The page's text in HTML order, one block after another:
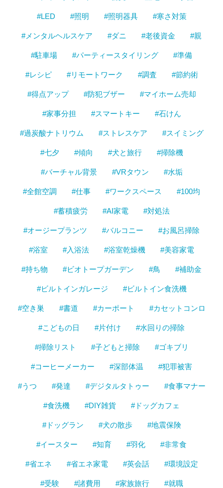
#LED #照明 #照明器具 #寒さ対策
#メンタルヘルスケア #ダニ #老後資金 #親
#駐車場 #パーティースタイリング #準備
#レシピ #リモートワーク #調査 #節約術
#得点アップ #防犯ブザー #マイホーム売却
#家事分担 #スマートキー #石けん
#過炭酸ナトリウム #ストレスケア #スイミング
#七夕 #傾向 #犬と旅行 #掃除機
#バーチャル背景 #VRタウン #水垢
#全館空調 #仕事 #ワークスペース #100均
#蓄積疲労 #AI家電 #対処法
#オージープランツ #バルコニー #お風呂掃除
#浴室 #入浴法 #浴室乾燥機 #美容家電
#持ち物 #ビオトープガーデン #鳥 #補助金
#ビルトインガレージ #ビルトイン食洗機
#空き巣 #書道 #カーポート #カセットコンロ
#こどもの日 #片付け #水回りの掃除
#掃除リスト #子どもと掃除 #ゴキブリ
#コーヒーメーカー #深部体温 #犯罪被害
#うつ #発達 #デジタルタトゥー #食事マナー
#食洗機 #DIY雑貨 #ドッグカフェ
#ドッグラン #犬の散歩 #地震保険
#イースター #知育 #羽化 #非常食
#省エネ #省エネ家電 #英会話 #環境設定
#受験 #諸費用 #家族旅行 #就職